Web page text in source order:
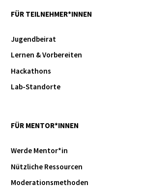
FÜR TEILNEHMER*INNEN
Jugendbeirat
Lernen & Vorbereiten
Hackathons
Lab-Standorte
FÜR MENTOR*INNEN
Werde Mentor*in
Nützliche Ressourcen
Moderationsmethoden